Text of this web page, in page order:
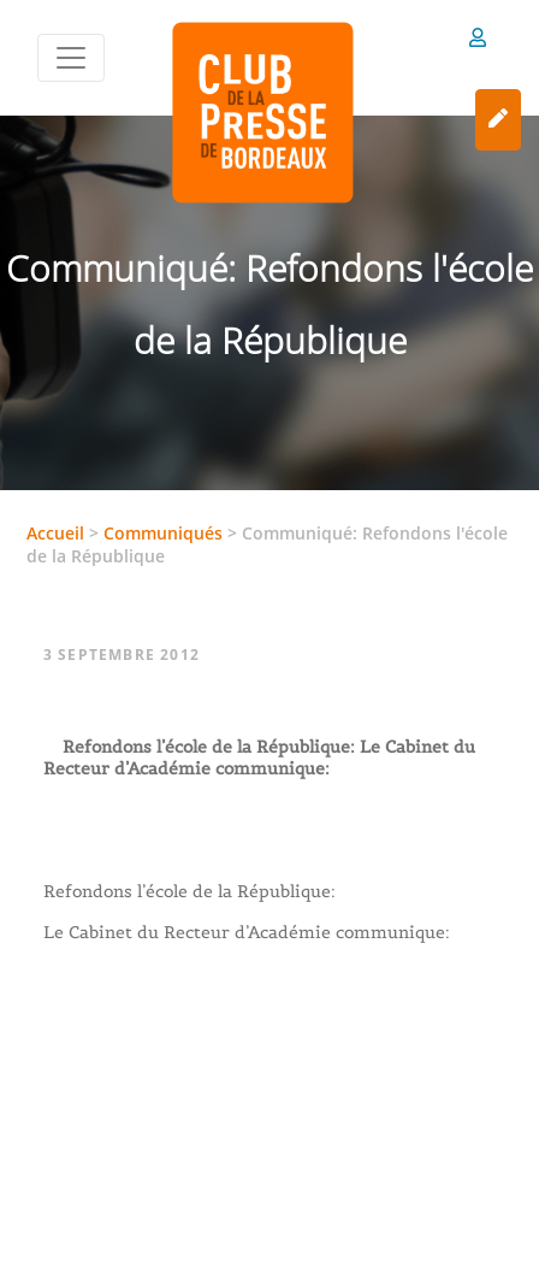
Communiqué: Refondons l'école
de la République
Accueil >Communiqués > Communiqué: Refondons l'école
de la République
3 SEPTEMBRE 2012
Refondons l’école de la République: Le Cabinet du
Recteur d’Académie communique:
Refondons l’école de la République:
Le Cabinet du Recteur d’Académie communique: